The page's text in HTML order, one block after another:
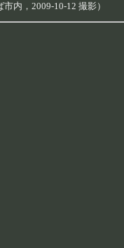
内，2009-10-12 撮影）